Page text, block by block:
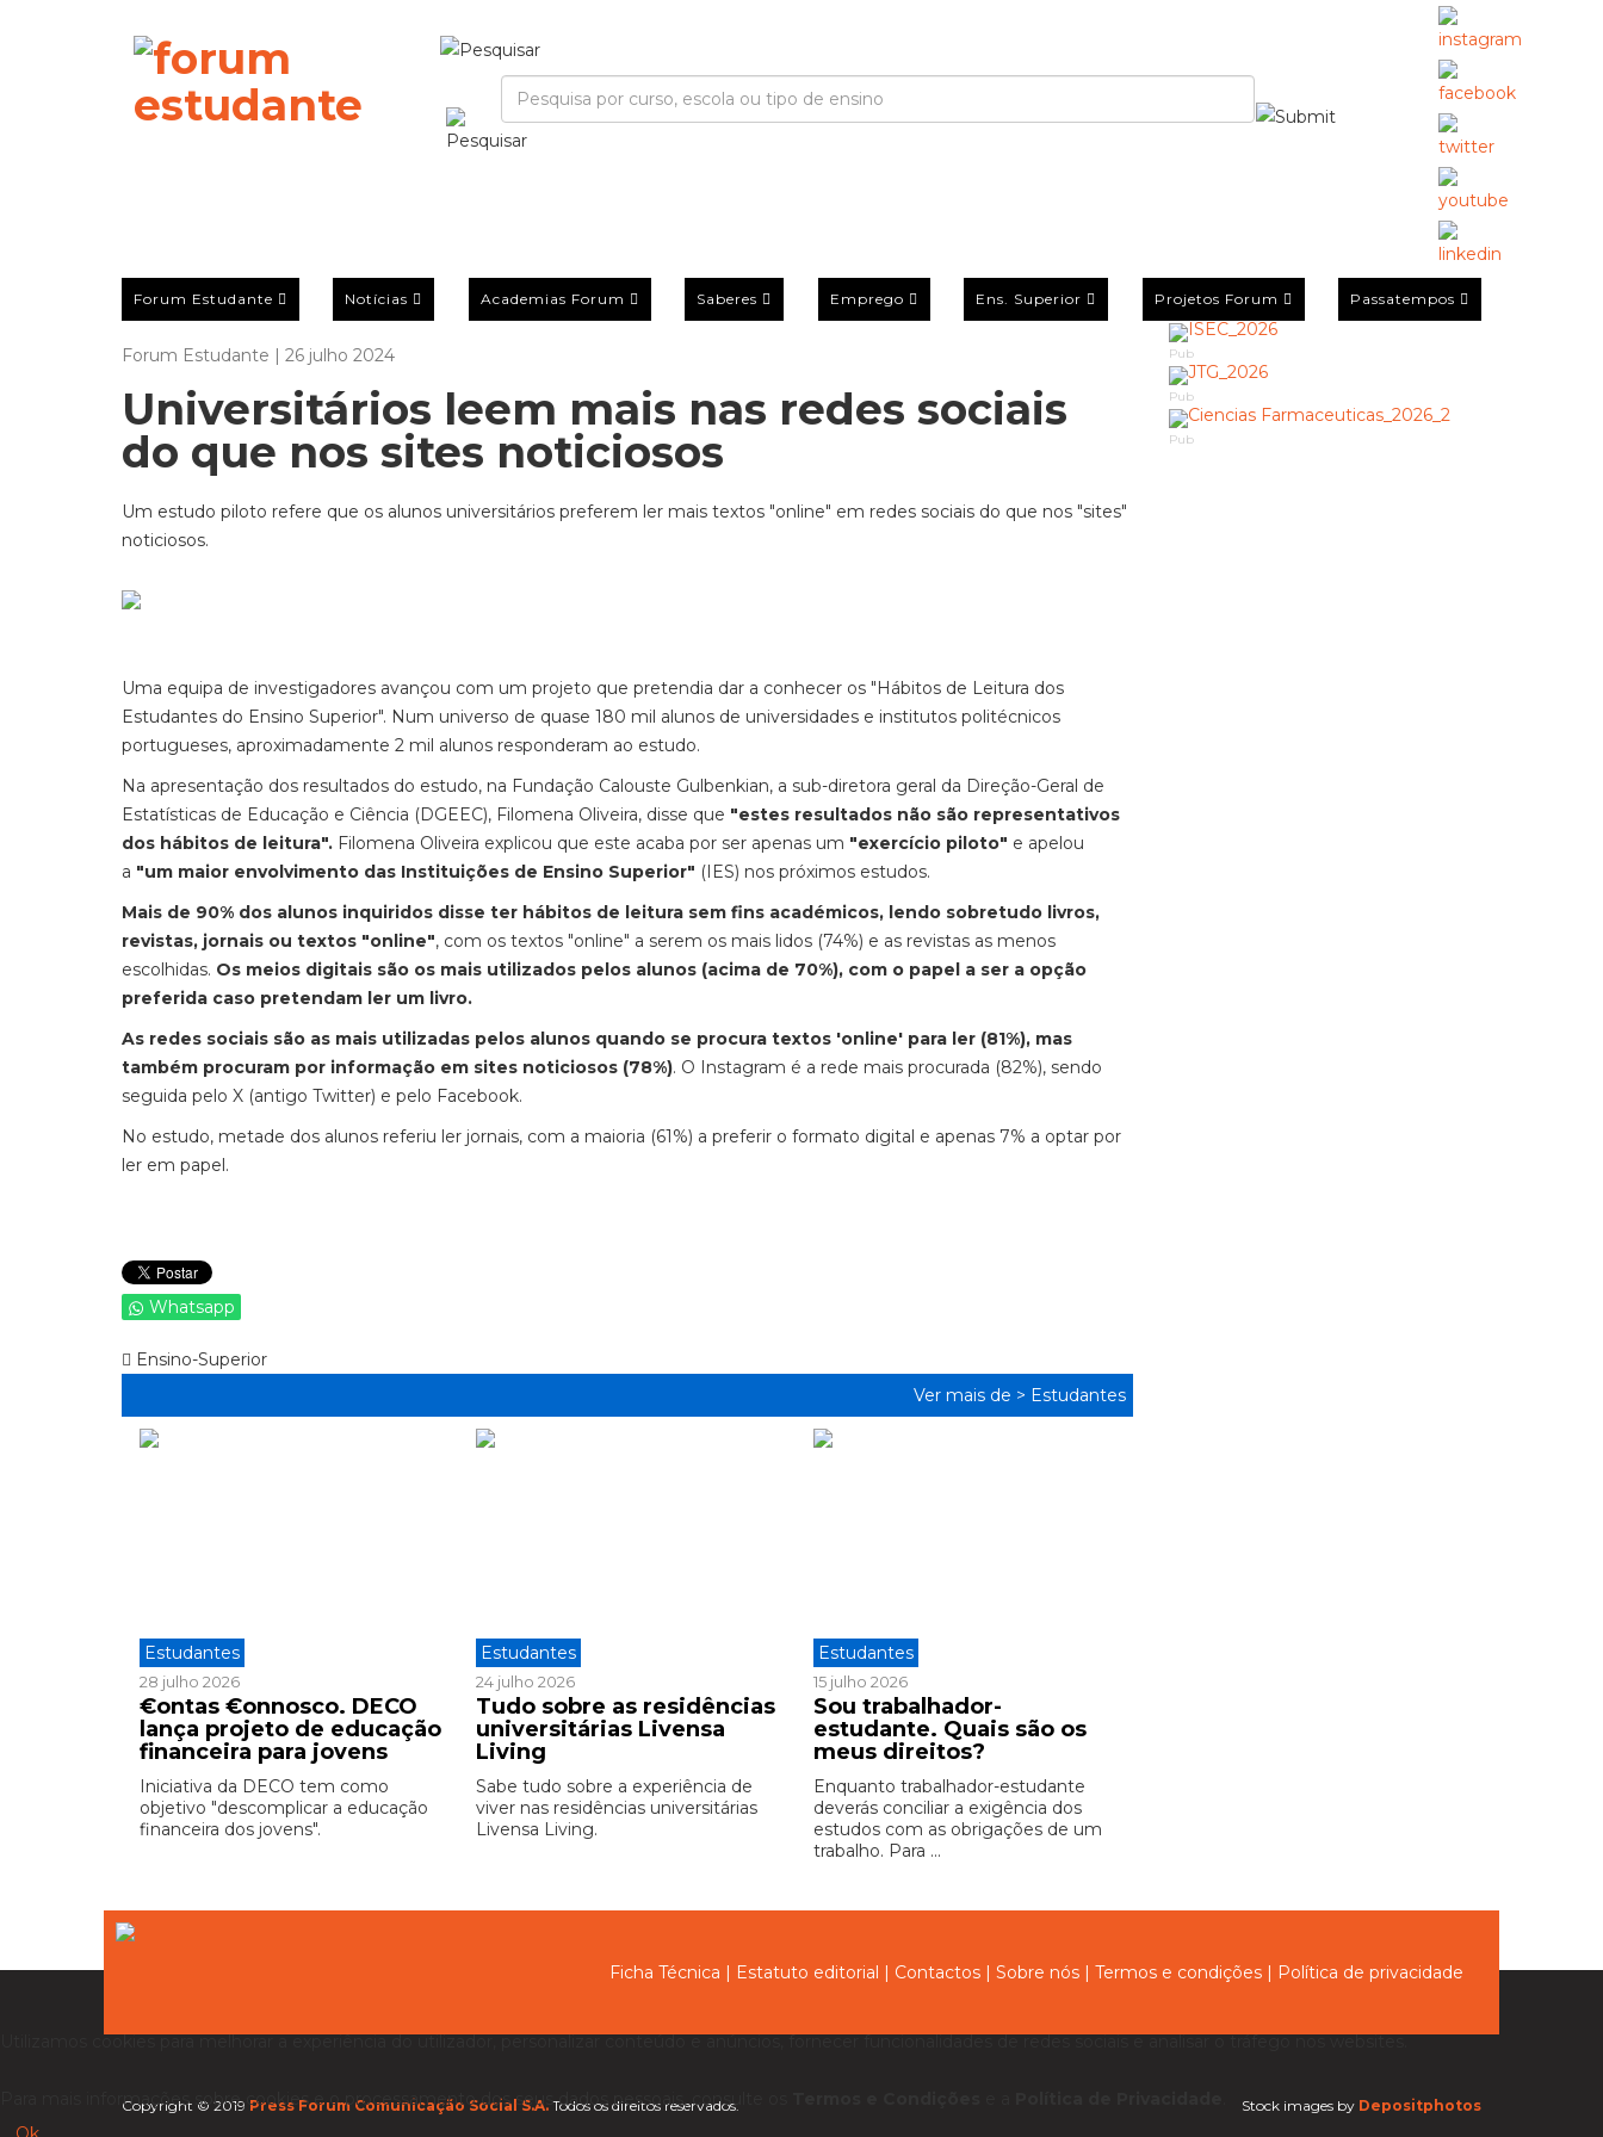
Forum Estudante Notícias Academias Forum Saberes Emprego Ens. Superior Projetos Forum Passatempos
Forum Estudante | 26 julho 2024
Universitários leem mais nas redes sociais
do que nos sites noticiosos
Um estudo piloto refere que os alunos universitários preferem ler mais textos "online" em redes sociais do que nos "sites"
noticiosos.
Uma equipa de investigadores avançou com um projeto que pretendia dar a conhecer os "Hábitos de Leitura dos
Estudantes do Ensino Superior". Num universo de quase 180 mil alunos de universidades e institutos politécnicos
portugueses, aproximadamente 2 mil alunos responderam ao estudo.
Na apresentação dos resultados do estudo, na Fundação Calouste Gulbenkian, a sub-diretora geral da Direção-Geral de
Estatísticas de Educação e Ciência (DGEEC), Filomena Oliveira, disse que "estes resultados não são representativos
dos hábitos de leitura". Filomena Oliveira explicou que este acaba por ser apenas um "exercício piloto" e apelou
a "um maior envolvimento das Instituições de Ensino Superior" (IES) nos próximos estudos.
Mais de 90% dos alunos inquiridos disse ter hábitos de leitura sem fins académicos, lendo sobretudo livros,
revistas, jornais ou textos "online", com os textos "online" a serem os mais lidos (74%) e as revistas as menos
escolhidas. Os meios digitais são os mais utilizados pelos alunos (acima de 70%), com o papel a ser a opção
preferida caso pretendam ler um livro.
As redes sociais são as mais utilizadas pelos alunos quando se procura textos 'online' para ler (81%), mas
também procuram por informação em sites noticiosos (78%). O Instagram é a rede mais procurada (82%), sendo
seguida pelo X (antigo Twitter) e pelo Facebook.
No estudo, metade dos alunos referiu ler jornais, com a maioria (61%) a preferir o formato digital e apenas 7% a optar por
ler em papel.
Whatsapp
Ensino-Superior
Ver mais de > Estudantes
Estudantes
28 julho 2026
€ontas €onnosco. DECO
lança projeto de educação
financeira para jovens
Iniciativa da DECO tem como
objetivo "descomplicar a educação
financeira dos jovens".
Estudantes
24 julho 2026
Tudo sobre as residências
universitárias Livensa
Living
Sabe tudo sobre a experiência de
viver nas residências universitárias
Livensa Living.
Estudantes
15 julho 2026
Sou trabalhador-
estudante. Quais são os
meus direitos?
Enquanto trabalhador-estudante
deverás conciliar a exigência dos
estudos com as obrigações de um
trabalho. Para ...
Pub
Pub
Pub
Ficha Técnica | Estatuto editorial | Contactos | Sobre nós | Termos e condições | Política de privacidade
Copyright © 2019 Press Forum Comunicação Social S.A. Todos os direitos reservados. Stock images by Depositphotos
Utilizamos cookies para melhorar a experiência do utilizador, personalizar conteúdo e anúncios, fornecer funcionalidades de redes sociais e analisar o tráfego nos websites.
Para mais informações sobre cookies e o processamento dos seus dados pessoais, consulte os